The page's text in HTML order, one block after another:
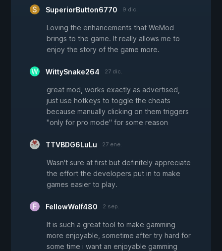
SuperiorButton6770 9 dic.
Loving the enhancements that WeMod
brings to the game. It really allows me to
enjoy the story of the game more.
WittySnake264 27 dic.
great mod, works exactly as advertised,
just use hotkeys to toggle the cheats
because manually clicking on them triggers
"only for pro mode" for some reason
TTVBDG6LuLu 27 ene.
Wasn't sure at first but definitely appreciate
the effort the developers put in to make
games easier to play.
FellowWolf480 2 sep.
It is such a great tool to make gamming
more enjoyable, sometime after try hard for
some time i want an enjoyable gamming